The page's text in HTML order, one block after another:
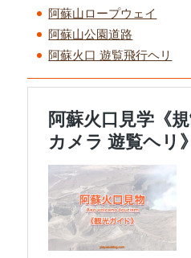
阿蘇山ロープウェイ
阿蘇山公園道路
阿蘇火口 遊覧飛行ヘリ